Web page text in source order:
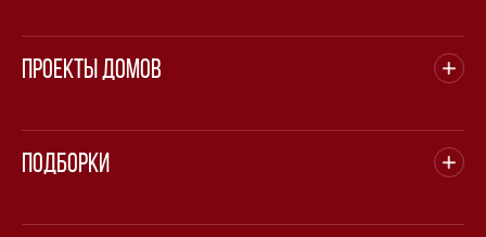
Проекты домов
Подборки